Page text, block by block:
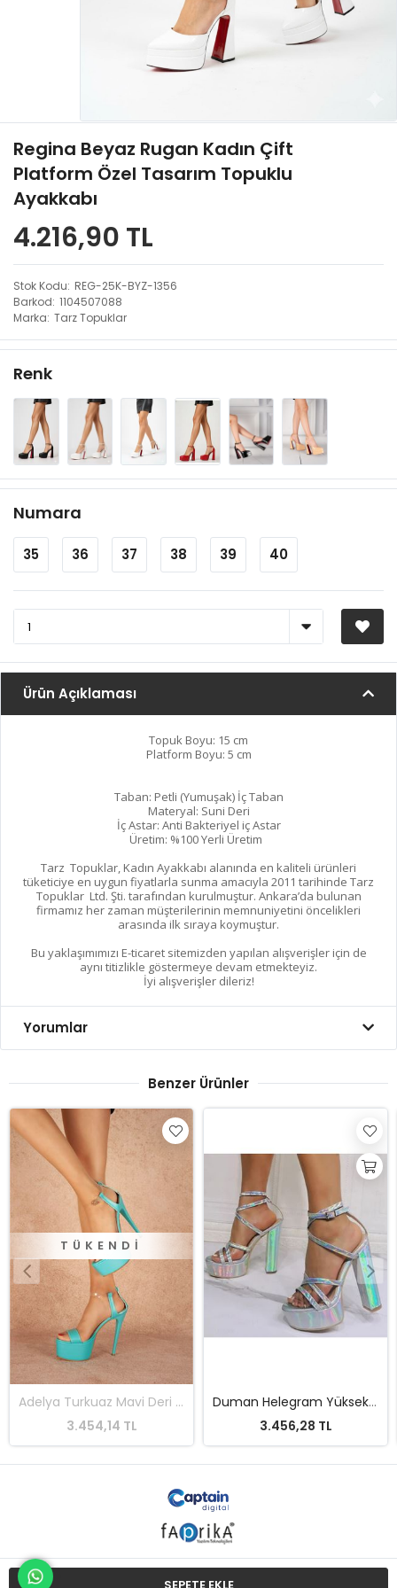
Regina Beyaz Rugan Kadın Çift
Platform Özel Tasarım Topuklu
Ayakkabı
4.216,90 TL
Stok Kodu REG-25K-BYZ-1356
Barkod 1104507088
Marka Tarz Topuklar
Renk
Numara
35 36 37 38 39 40
Ürün Açıklaması
Topuk Boyu: 15 cm
Platform Boyu: 5 cm
Taban: Petli (Yumuşak) İç Taban
Materyal: Suni Deri
İç Astar: Anti Bakteriyel iç Astar
Üretim: %100 Yerli Üretim
Tarz Topuklar, Kadın Ayakkabı alanında en kaliteli ürünleri
tüketiciye en uygun fiyatlarla sunma amacıyla 2011 tarihinde Tarz
Topuklar Ltd. Şti. tarafından kurulmuştur. Ankara’da bulunan
firmamız her zaman müşterilerinin memnuniyetini öncelikleri
arasında ilk sıraya koymuştur.
Bu yaklaşımımızı E-ticaret sitemizden yapılan alışverişler için de
aynı titizlikle göstermeye devam etmekteyiz.
İyi alışverişler dileriz!
Yorumlar
Benzer Ürünler
Adelya Turkuaz Mavi Deri Yüksek Topuklu Kadın Ayakkabı
Duman Helegram Yüksek Kadın Topuklu Ayakkabı
3.456,28 TL
3.849,04 TL